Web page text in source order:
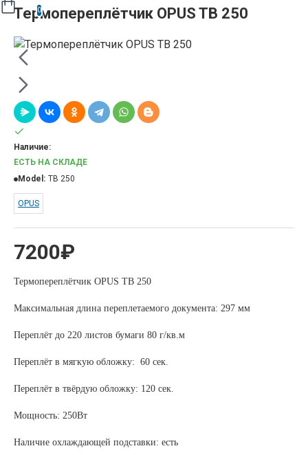
0
Термопереплётчик OPUS TB 250
7200₽
Наличие:
ЕСТЬ НА СКЛАДЕ
Model: TB 250
OPUS
Термопереплётчик OPUS TB 250
Максимальная длина переплетаемого документа: 297 мм
Переплёт до 220 листов бумаги 80 г/кв.м
Переплёт в мягкую обложку: 60 сек.
Переплёт в твёрдую обложку: 120 сек.
Мощность: 250Вт
Наличие охлаждающей подставки: есть